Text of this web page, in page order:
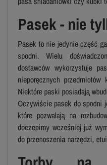
Pasek - nie
Pasek to nie jedynie część
spodni. Wielu
dostawców wykorzystuje
nieporęcznych
Niektóre paski posiadają
Oczywiście pasek do spodni
które pozwalają na
doczepimy wcześniej już
do przenoszenia narzędzi,